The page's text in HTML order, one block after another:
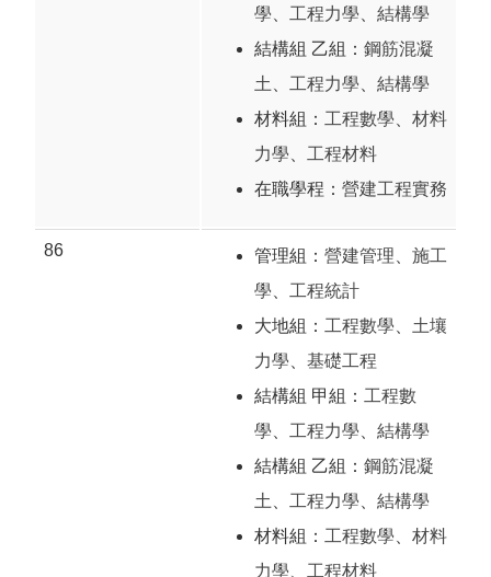
學
工程力學
結構學
結構組 乙組： 鋼筋混凝
土
工程力學
結構學
材料組： 工程數學
材料
力學
工程材料
在職學程： 營建工程實務
86 管理組： 營建管理
施工
學
工程統計
大地組： 工程數學
土壤
力學
基礎工程
結構組 甲組： 工程數
學
工程力學
結構學
結構組 乙組： 鋼筋混凝
土
工程力學
結構學
材料組： 工程數學
材料
力學
工程材料